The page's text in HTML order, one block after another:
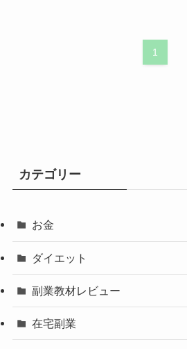
1
カテゴリー
お金
ダイエット
副業教材レビュー
在宅副業